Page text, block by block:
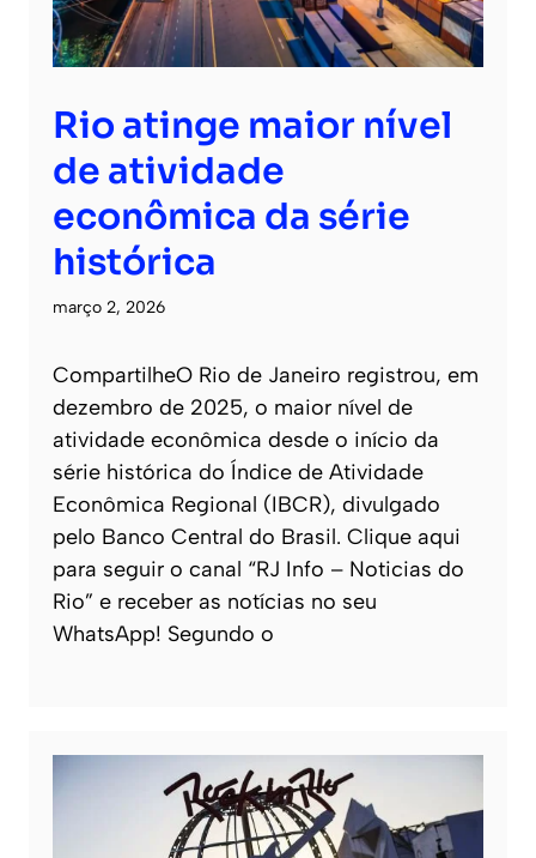
Rio atinge maior nível
de atividade
econômica da série
histórica
março 2, 2026
CompartilheO Rio de Janeiro registrou, em
dezembro de 2025, o maior nível de
atividade econômica desde o início da
série histórica do Índice de Atividade
Econômica Regional (IBCR), divulgado
pelo Banco Central do Brasil. Clique aqui
para seguir o canal “RJ Info – Noticias do
Rio” e receber as notícias no seu
WhatsApp! Segundo o